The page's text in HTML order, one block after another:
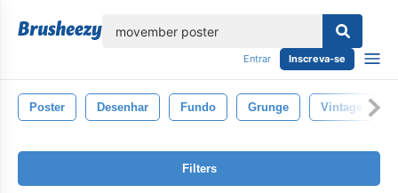
Entrar Inscreva-se
Poster Desenhar Fundo Grunge Vintage
Filters